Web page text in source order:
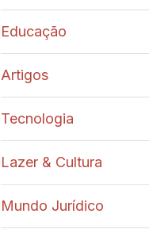
Educação
Artigos
Tecnologia
Lazer & Cultura
Mundo Jurídico